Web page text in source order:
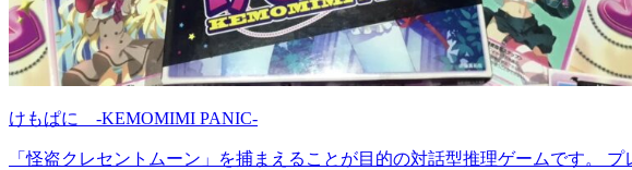
けもぱに -KEMOMIMI PANIC-
「怪盗クレセントムーン」を捕まえることが目的の対話型推理ゲームです。